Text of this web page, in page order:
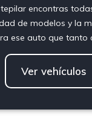
encontras
de modelos y la
ese auto que tanto
Ver vehículos